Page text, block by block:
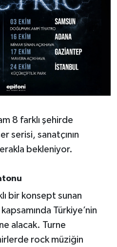
8 farklı şehirde
serisi, sanatçının
bekleniyor.
bir konsept sunan
Türkiye’nin
alacak. Turne
rock müziğin